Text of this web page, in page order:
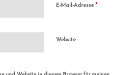
E-Mail-Adresse *
Website